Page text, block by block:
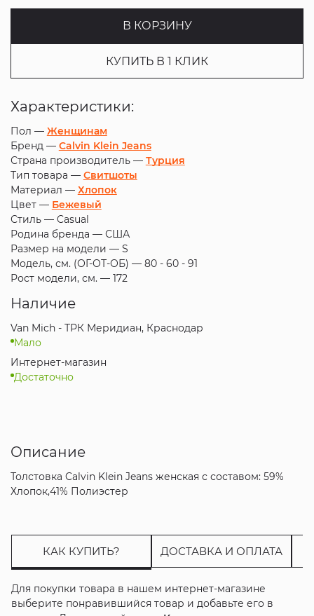
В КОРЗИНУ
КУПИТЬ В 1 КЛИК
Характеристики:
Пол — Женщинам
Бренд — Calvin Klein Jeans
Страна производитель — Турция
Тип товара — Свитшоты
Материал — Хлопок
Цвет — Бежевый
Стиль — Casual
Родина бренда — США
Размер на модели — S
Модель, см. (ОГ-ОТ-ОБ) — 80 - 60 - 91
Рост модели, см. — 172
Наличие
Van Mich - ТРК Меридиан, Краснодар
Мало
Интернет-магазин
Достаточно
Описание
Толстовка Calvin Klein Jeans женская с составом: 59%
Хлопок,41% Полиэстер
КАК КУПИТЬ? ДОСТАВКА И ОПЛАТА
Для покупки товара в нашем интернет-магазине
выберите понравившийся товар и добавьте его в